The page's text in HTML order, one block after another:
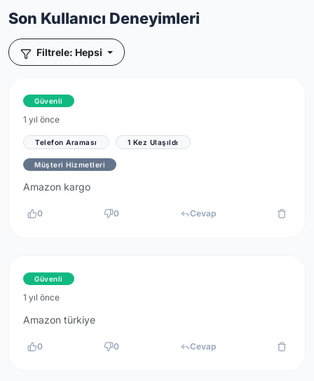
Son Kullanıcı Deneyimleri
Filtrele: Hepsi
Güvenli
1 yıl önce
Telefon Araması 1 Kez Ulaşıldı
Müşteri Hizmetleri
Amazon kargo
0 0 Cevap
Güvenli
1 yıl önce
Amazon türkiye
0 0 Cevap